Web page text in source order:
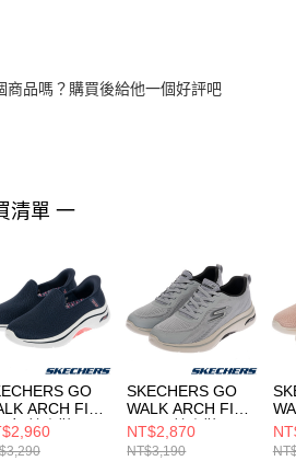
商品嗎？購買後給他一個好評吧
清單 一
GO
ARCH FIT
女 健走鞋
SKECHERS GO
WALK ARCH FIT
2.0 男 健走鞋
216816GYBK
NT$2,870
NT$3,190